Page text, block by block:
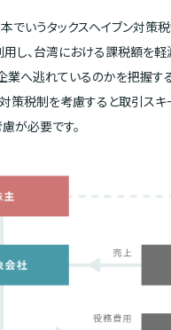
でいうタックスヘイブン対策
し、台湾における課税額を
業へ逃れているのかを把握す
策税制を考慮すると取引ス
が必要です。